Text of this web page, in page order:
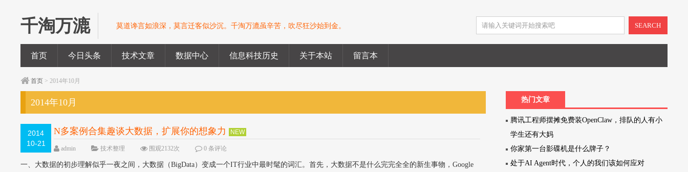
千淘万漉 莫道谗言如浪深，莫言迁客似沙沉。千淘万漉虽辛苦，吹尽狂沙始到金。 SEARCH
首页 今日头条 技术文章 数据中心 信息科技历史 关于本站 留言本
首页 > 2014年10月
2014年10月
2014
10-21
N多案例合集趣谈大数据，扩展你的想象力 NEW
admin 技术整理 围观2132次 0 条评论
一、大数据的初步理解似乎一夜之间，大数据（BigData）变成一个IT行业中最时髦的词汇。首先，大数据不是什么完完全全的新生事物，Google
热门文章
腾讯工程师摆摊免费装OpenClaw，排队的人有小
学生还有大妈
你家第一台影碟机是什么牌子？
处于AI Agent时代，个人的我们该如何应对